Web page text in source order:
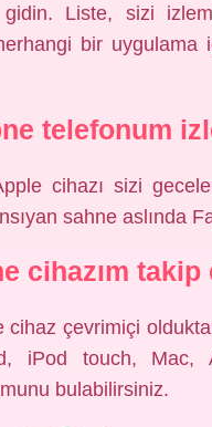
gidin. Liste, sizi
bir
telefonum
cihazı sizi
sahne aslında
cihazım
cihaz çevrimiçi
iPod touch, Mac,
bulabilirsiniz.